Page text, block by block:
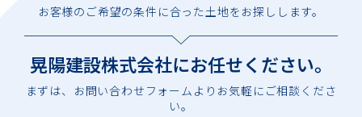
お客様のご希望の条件に合った土地をお探しします。
晃陽建設株式会社にお任せください。
まずは、お問い合わせフォームよりお気軽にご相談くださ
い。